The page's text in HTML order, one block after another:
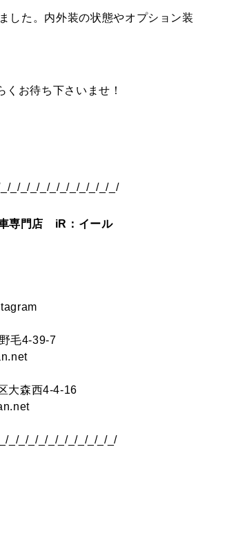
した。内外装の状態やオプション装
お待ち下さいませ！
_/_/_/_/_/_/_/_/_/_/_/
車専門店 iR：イール
毛4-39-7
大森西4-4-16
_/_/_/_/_/_/_/_/_/_/_/